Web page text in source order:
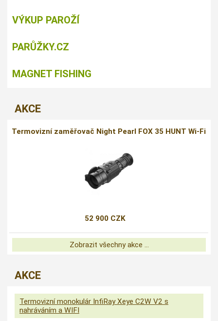
VÝKUP PAROŽÍ
PARŮŽKY.CZ
MAGNET FISHING
AKCE
Termovizní zaměřovač Night Pearl FOX 35 HUNT Wi-Fi
52 900 CZK
Zobrazit všechny akce ...
AKCE
Termovizní monokulár InfiRay Xeye C2W V2 s
nahráváním a WIFI